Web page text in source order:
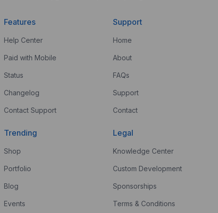
Features
Help Center
Paid with Mobile
Status
Changelog
Contact Support
Support
Home
About
FAQs
Support
Contact
Trending
Shop
Portfolio
Blog
Events
Legal
Knowledge Center
Custom Development
Sponsorships
Terms & Conditions